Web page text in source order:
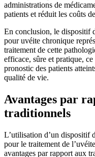
administrations de
patients et réduit les coûts
En conclusion, le dispositif
pour uvéite chronique
traitement de cette
efficace, sûre et pratique,
pronostic des patients
qualité de vie.
Avantages par
traditionnels
L’utilisation d’un dispositif
pour le traitement de
avantages par rapport aux